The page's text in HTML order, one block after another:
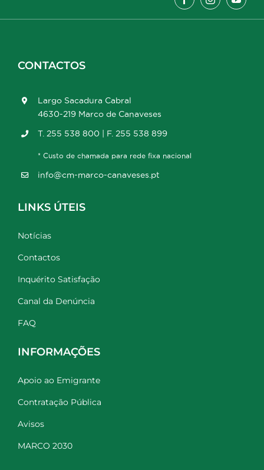
CONTACTOS
Largo Sacadura Cabral
4630-219 Marco de Canaveses
T. 255 538 800 | F. 255 538 899
* Custo de chamada para rede fixa nacional
info@cm-marco-canaveses.pt
LINKS ÚTEIS
Notícias
Contactos
Inquérito Satisfação
Canal da Denúncia
FAQ
INFORMAÇÕES
Apoio ao Emigrante
Contratação Pública
Avisos
MARCO 2030